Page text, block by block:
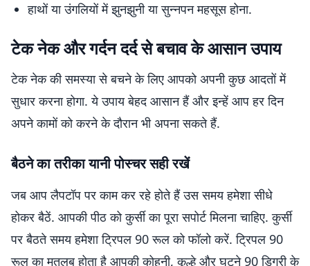
हाथों या उंगलियों में झुनझुनी या सुन्नपन महसूस होना.
टेक नेक और गर्दन दर्द से बचाव के आसान उपाय
टेक नेक की समस्या से बचने के लिए आपको अपनी कुछ आदतों में
सुधार करना होगा. ये उपाय बेहद आसान हैं और इन्हें आप हर दिन
अपने कामों को करने के दौरान भी अपना सकते हैं.
बैठने का तरीका यानी पोस्चर सही रखें
जब आप लैपटॉप पर काम कर रहे होते हैं उस समय हमेशा सीधे
होकर बैठें. आपकी पीठ को कुर्सी का पूरा सपोर्ट मिलना चाहिए. कुर्सी
पर बैठते समय हमेशा ट्रिपल 90 रूल को फॉलो करें. ट्रिपल 90
रूल का मतलब होता है आपकी कोहनी, कूल्हे और घुटने 90 डिग्री के